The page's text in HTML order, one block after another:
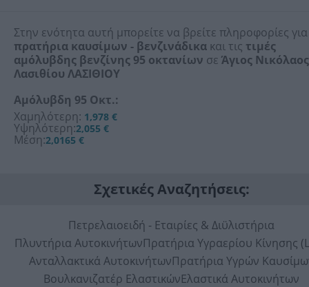
Στην ενότητα αυτή μπορείτε να βρείτε πληροφορίες
πρατήρια καυσίμων - βενζινάδικα και τις τιμές
αμόλυβδης βενζίνης 95 οκτανίων σε Άγιος Νικόλαος
Λασιθίου ΛΑΣΙΘΙΟΥ
Αμόλυβδη 95 Οκτ.:
Χαμηλότερη: 1,978 €
Υψηλότερη:2,055 €
Μέση:2,0165 €
Σχετικές Αναζητήσεις:
Πετρελαιοειδή - Εταιρίες & Διϋλιστήρια
Πλυντήρια ΑυτοκινήτωνΠρατήρια Υγραερίου Κίνησης
Ανταλλακτικά ΑυτοκινήτωνΠρατήρια Υγρών
Βουλκανιζατέρ ΕλαστικώνΕλαστικά Αυτοκινήτων